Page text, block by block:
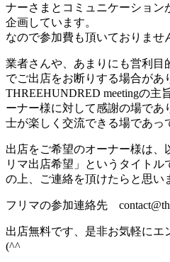
ナーさまとコミュニケーション
企画しています。
なので参加費も頂いておりませ
業者さんや、あまりにも営利目
でご出店をお断りする場合があ
THREEHUNDRED meetingの主
ーナー様に対して感謝の場であ
士が楽しく交流できる場であっ
出店をご希望のオーナー様は、
リマ出店希望」というタイト
の上、ご連絡を頂けたらと思い
フリマの参加連絡先
出店無料です、是非お気軽にエ
(^^ゞ